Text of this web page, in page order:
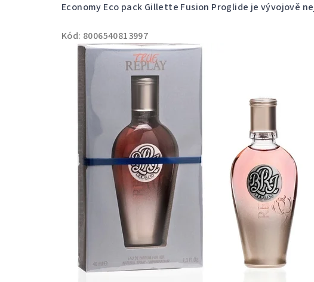
Economy Eco pack Gillette Fusion Proglide je vývojově
Kód: 8006540813997